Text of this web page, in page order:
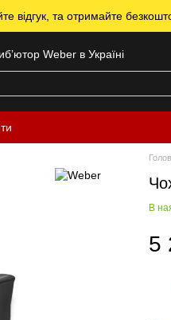
відгук, та отримайте
Weber в Україні
В
5